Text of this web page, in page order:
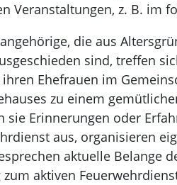
Veranstaltungen, z. B. im
die aus
sind, treffen
Ehefrauen im
zu einem
sie Erinnerungen oder
aus, organisieren
aktuelle Belange
aktiven